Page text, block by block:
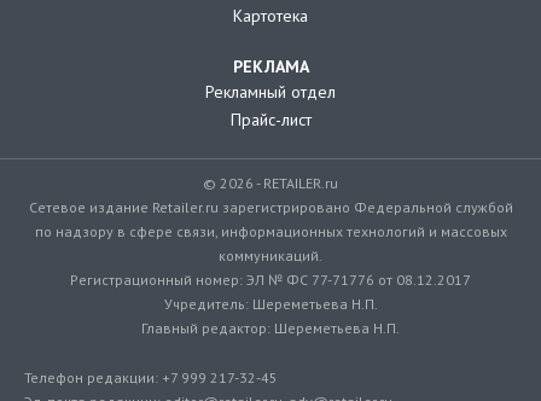
Картотека
РЕКЛАМА
Рекламный отдел
Прайс-лист
© 2026 - RETAILER.ru
Сетевое издание Retailer.ru зарегистрировано Федеральной службой
по надзору в сфере связи, информационных технологий и массовых
коммуникаций.
Регистрационный номер: ЭЛ № ФС 77-71776 от 08.12.2017
Учредитель: Шереметьева Н.П.
Главный редактор: Шереметьева Н.П.
Телефон редакции: +7 999 217-32-45